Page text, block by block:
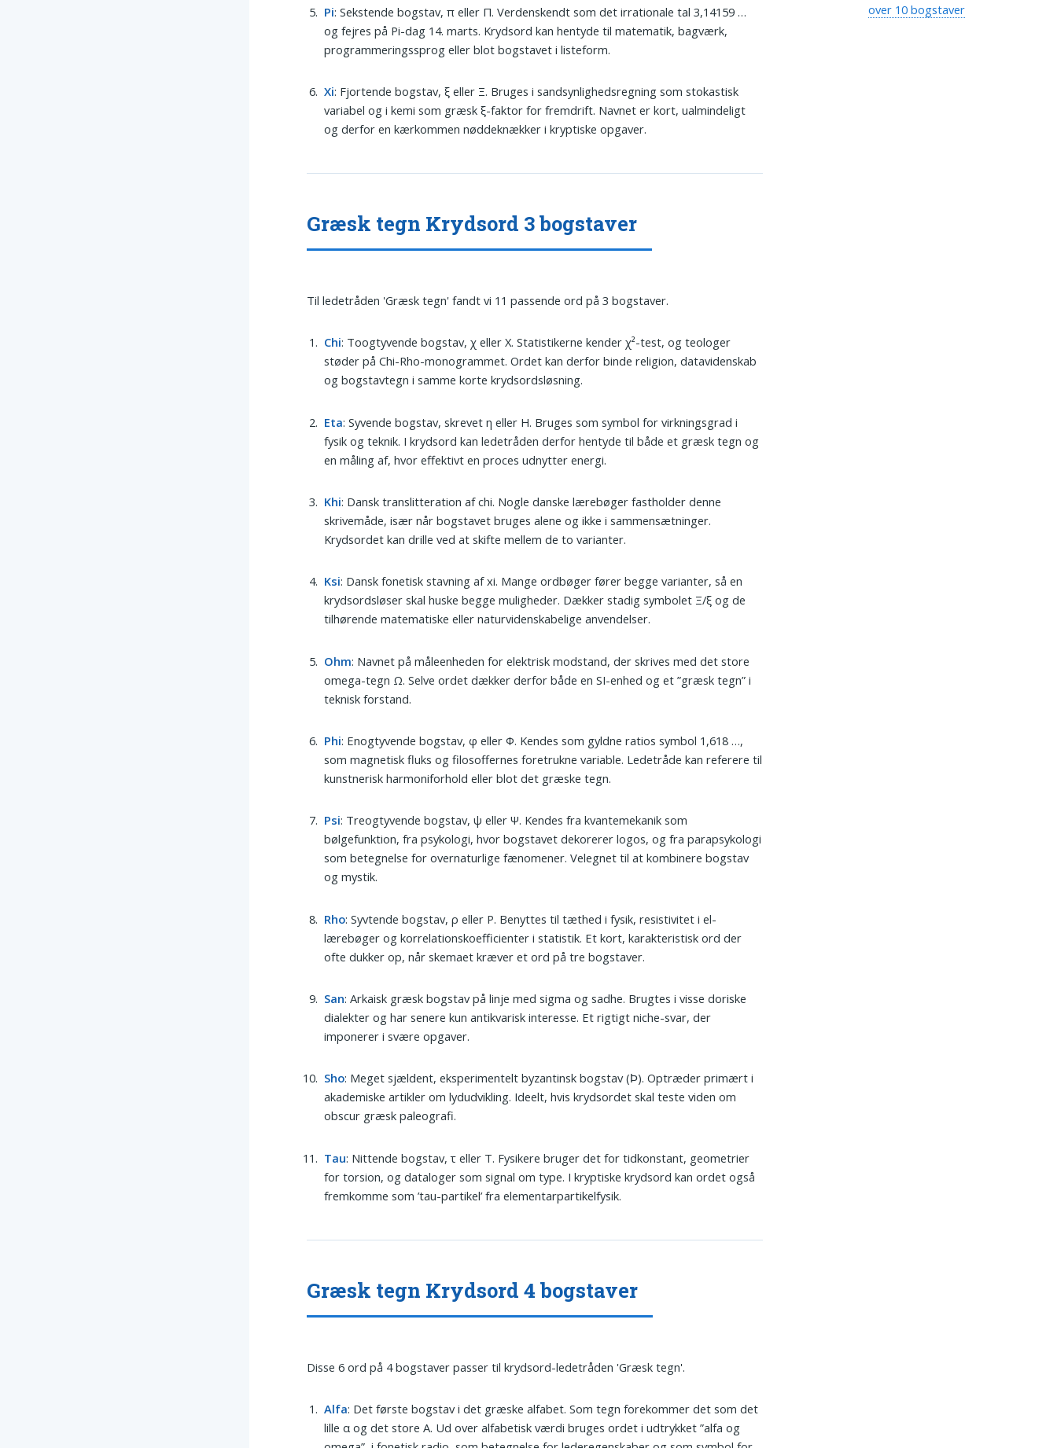
Pi: Seksten­de bogstav, π eller Π. Verdenskendt som det irrationale tal 3,14159 …
og fejres på Pi-dag 14. marts. Krydsord kan hentyde til matematik, bagværk,
programmeringssprog eller blot bogstavet i listeform.
Xi: Fjortende bogstav, ξ eller Ξ. Bruges i sandsynlighedsregning som stokastisk
variabel og i kemi som græsk ξ-faktor for fremdrift. Navnet er kort, ualmindeligt
og derfor en kærkommen nøddeknækker i kryptiske opgaver.
Græsk tegn Krydsord 3 bogstaver
Til ledetråden 'Græsk tegn' fandt vi 11 passende ord på 3 bogstaver.
Chi: Toogtyvende bogstav, χ eller Χ. Statistikerne kender χ²-test, og teologer
støder på Chi-Rho-monogrammet. Ordet kan derfor binde religion, datavidenskab
og bogstavtegn i samme korte krydsordsløsning.
Eta: Syvende bogstav, skrevet η eller Η. Bruges som symbol for virkningsgrad i
fysik og teknik. I krydsord kan ledetråden derfor hentyde til både et græsk tegn og
en måling af, hvor effektivt en proces udnytter energi.
Khi: Dansk translitteration af chi. Nogle danske lærebøger fastholder denne
skrivemåde, især når bogstavet bruges alene og ikke i sammensætninger.
Krydsordet kan drille ved at skifte mellem de to varianter.
Ksi: Dansk fonetisk stavning af xi. Mange ordbøger fører begge varianter, så en
krydsordsløser skal huske begge muligheder. Dækker stadig symbolet Ξ/ξ og de
tilhørende matematiske eller naturvidenskabelige anvendelser.
Ohm: Navnet på måleenheden for elektrisk modstand, der skrives med det store
omega-tegn Ω. Selve ordet dækker derfor både en SI-enhed og et ”græsk tegn” i
teknisk forstand.
Phi: Enogtyvende bogstav, φ eller Φ. Kendes som gyldne ratios symbol 1,618 …,
som magnetisk fluks og filosoffernes foretrukne variable. Ledetråde kan referere til
kunstnerisk harmoniforhold eller blot det græske tegn.
Psi: Treogtyvende bogstav, ψ eller Ψ. Kendes fra kvantemekanik som
bølgefunktion, fra psykologi, hvor bogstavet dekorerer logos, og fra parapsykologi
som betegnelse for overnaturlige fænomener. Velegnet til at kombinere bogstav
og mystik.
Rho: Syvten­de bogstav, ρ eller Ρ. Benyttes til tæthed i fysik, resistivitet i el-
lærebøger og korrelations­koefficienter i statistik. Et kort, karakteristisk ord der
ofte dukker op, når skemaet kræver et ord på tre bogstaver.
San: Arkaisk græsk bogstav på linje med sigma og sadhe. Brugtes i visse doriske
dialekter og har senere kun antikvarisk interesse. Et rigtigt niche-svar, der
imponerer i svære opgaver.
Sho: Meget sjældent, eksperimentelt byzantinsk bogstav (Ϸ). Optræder primært i
akademiske artikler om lydudvikling. Ideelt, hvis krydsordet skal teste viden om
obscur græsk paleografi.
Tau: Nitten­de bogstav, τ eller Τ. Fysikere bruger det for tidkonstant, geometrier
for torsion, og dataloger som signal om type. I kryptiske krydsord kan ordet også
fremkomme som ’tau-partikel’ fra elementarpartikelfysik.
Græsk tegn Krydsord 4 bogstaver
Disse 6 ord på 4 bogstaver passer til krydsord-ledetråden 'Græsk tegn'.
Alfa: Det første bogstav i det græske alfabet. Som tegn forekommer det som det
lille α og det store Α. Ud over alfabetisk værdi bruges ordet i udtrykket ”alfa og
over 10 bogstaver